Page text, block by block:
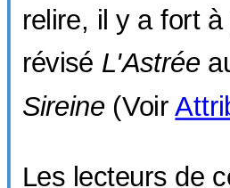
relire, il y a fort
révisé L'Astrée
Sireine (Voir
Les lecteurs de